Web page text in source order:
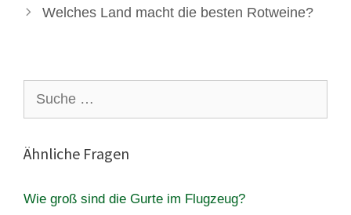
Welches Land macht die besten Rotweine?
nach:
Ähnliche Fragen
Wie groß sind die Gurte im Flugzeug?